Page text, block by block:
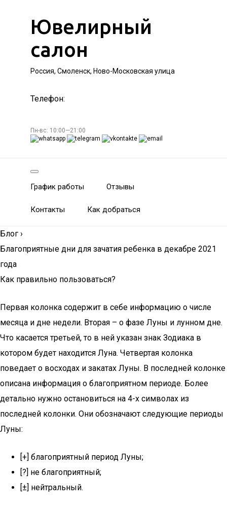
Ювелирный
салон
Россия, Смоленск, Ново-Московская улица
Телефон:
Пн-вс: 10:00—21:00
График работы Отзывы
Контакты Как добраться
Блог ›
Благоприятные дни для зачатия ребенка в декабре 2021
года
Как правильно пользоваться?
Первая колонка содержит в себе информацию о числе
месяца и дне недели. Вторая – о фазе Луны и лунном дне.
Что касается третьей, то в ней указан знак Зодиака в
котором будет находится Луна. Четвертая колонка
поведает о восходах и закатах Луны. В последней колонке
описана информация о благоприятном периоде. Более
детально нужно остановиться на 4-х символах из
последней колонки. Они обозначают следующие периоды
Луны:
[+] благоприятный период Луны;
[?] не благоприятный;
[±] нейтральный.